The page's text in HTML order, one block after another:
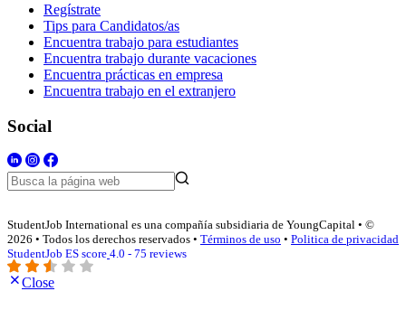
Regístrate
Tips para Candidatos/as
Encuentra trabajo para estudiantes
Encuentra trabajo durante vacaciones
Encuentra prácticas en empresa
Encuentra trabajo en el extranjero
Social
StudentJob International es una compañía subsidiaria de YoungCapital • ©
2026 • Todos los derechos reservados • Términos de uso • Politica de privacidad
StudentJob ES score 4.0 - 75 reviews
Close